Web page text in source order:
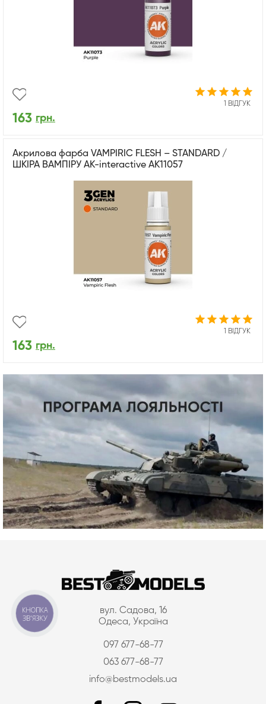
1 ВІДГУК
163 грн.
Акрилова фарба VAMPIRIC FLESH – STANDARD /
ШКІРА ВАМПІРУ AK-interactive AK11057
1 ВІДГУК
163 грн.
вул. Садова, 16
Одеса, Україна
097 677-68-77
063 677-68-77
info@bestmodels.ua
КНОПКА
ЗВ'ЯЗКУ